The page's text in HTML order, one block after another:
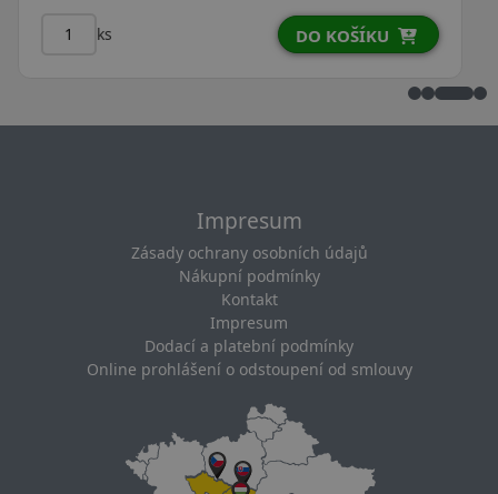
DO KOŠÍKU
Impresum
Zásady ochrany osobních údajů
Nákupní podmínky
Kontakt
Impresum
Dodací a platební podmínky
Online prohlášení o odstoupení od smlouvy